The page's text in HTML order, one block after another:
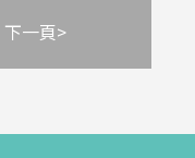
下一頁>